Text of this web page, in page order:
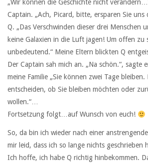
„Wir können die Geschichte nicht
Captain. „Ach, Picard, bitte, ersparen Sie uns
Q. „Das Verschwinden dieser drei Menschen
keine Galaxien in die Luft jagen! Um offen zu
unbedeutend.“ Meine Eltern blickten Q
Der Captain sah mich an. „Na schön.“, sagte
meine Familie „Sie können zwei Tage
entscheiden, ob Sie bleiben möchten oder
wollen.“…
Fortsetzung folgt…auf Wunsch von euch!
So, da bin ich wieder nach einer
mir leid, dass ich so lange nichts geschrieben
Ich hoffe, ich habe Q richtig hinbekommen.